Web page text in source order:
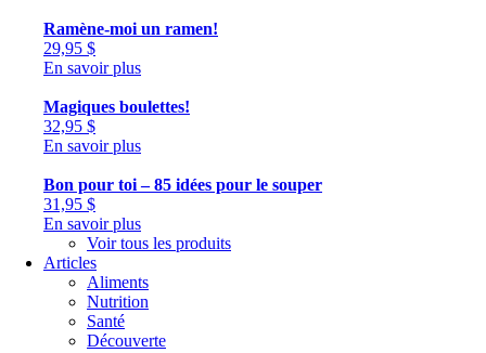
Ramène-moi un ramen!
29,95 $
En savoir plus
Magiques boulettes!
32,95 $
En savoir plus
Bon pour toi – 85 idées pour le souper
31,95 $
En savoir plus
Voir tous les produits
Articles
Aliments
Nutrition
Santé
Découverte